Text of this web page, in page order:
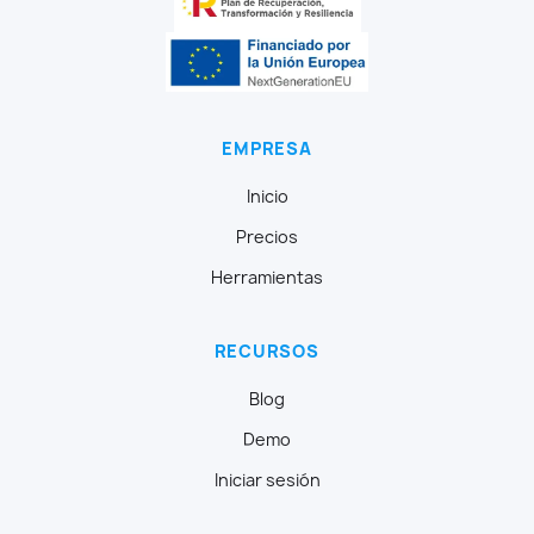
EMPRESA
Inicio
Precios
Herramientas
RECURSOS
Blog
Demo
Iniciar sesión